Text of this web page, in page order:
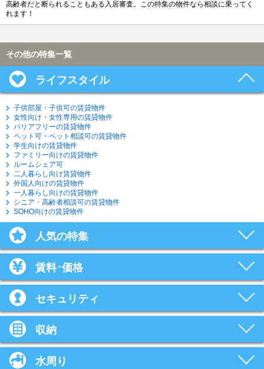
高齢者だと断られることもある入居審査。この特集の物件なら相談に乗ってく
れます！
その他の特集一覧
ライフスタイル
子供部屋・子供可の賃貸物件
女性向け・女性専用の賃貸物件
バリアフリーの賃貸物件
ペット可・ペット相談可の賃貸物件
学生向けの賃貸物件
ファミリー向けの賃貸物件
ルームシェア可
二人暮らし向け賃貸物件
外国人向けの賃貸物件
一人暮らし向けの賃貸物件
シニア・高齢者相談可の賃貸物件
SOHO向けの賃貸物件
人気の特集
賃料･価格
セキュリティ
収納
水周り